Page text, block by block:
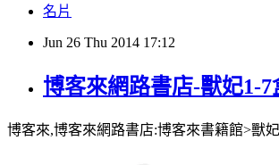
名片
Jun 26 Thu 2014 17:12
博客來網路書店-獸妃1-
博客來,博客來網路書店:博客來書籍館>獸